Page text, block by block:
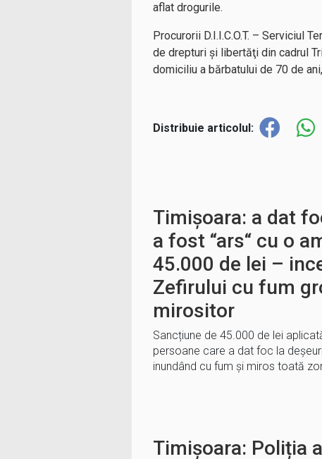
aflat drogurile.
Procurorii D.I.I.C.O.T. – Serviciul
de drepturi şi libertăţi din cadrul
domiciliu a bărbatului de 70 de
Distribuie articolul:
Timișoara: a dat
a fost “ars“ cu o
45.000 de lei –
Zefirului cu fum
mirositor
Sancțiune de 45.000 de lei
persoane care a dat foc la
inundând cu fum și miros toată
Timișoara: Poliția